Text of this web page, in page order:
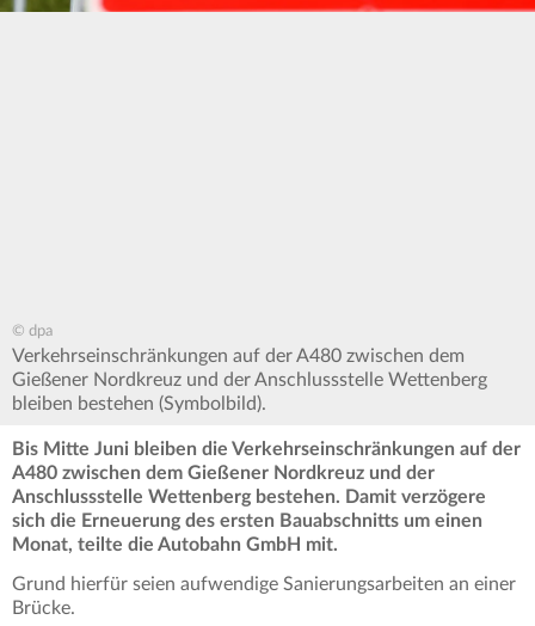
© dpa
Verkehrseinschränkungen auf der A480 zwischen dem
Gießener Nordkreuz und der Anschlussstelle Wettenberg
bleiben bestehen (Symbolbild).
Bis Mitte Juni bleiben die Verkehrseinschränkungen auf der
A480 zwischen dem Gießener Nordkreuz und der
Anschlussstelle Wettenberg bestehen. Damit verzögere
sich die Erneuerung des ersten Bauabschnitts um einen
Monat, teilte die Autobahn GmbH mit.
Grund hierfür seien aufwendige Sanierungsarbeiten an einer
Brücke.